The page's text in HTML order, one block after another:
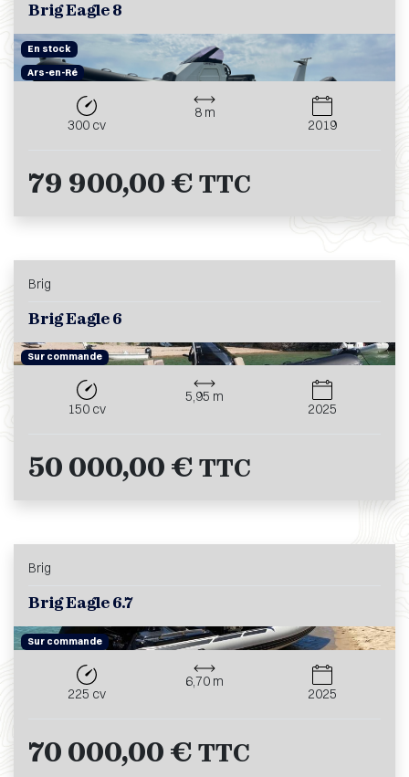
Brig Eagle 8
En stock
Ars-en-Ré
300 cv
8 m
2019
79 900,00 € TTC
Brig
Brig Eagle 6
Sur commande
150 cv
5,95 m
2025
50 000,00 € TTC
Brig
Brig Eagle 6.7
Sur commande
225 cv
6,70 m
2025
70 000,00 € TTC